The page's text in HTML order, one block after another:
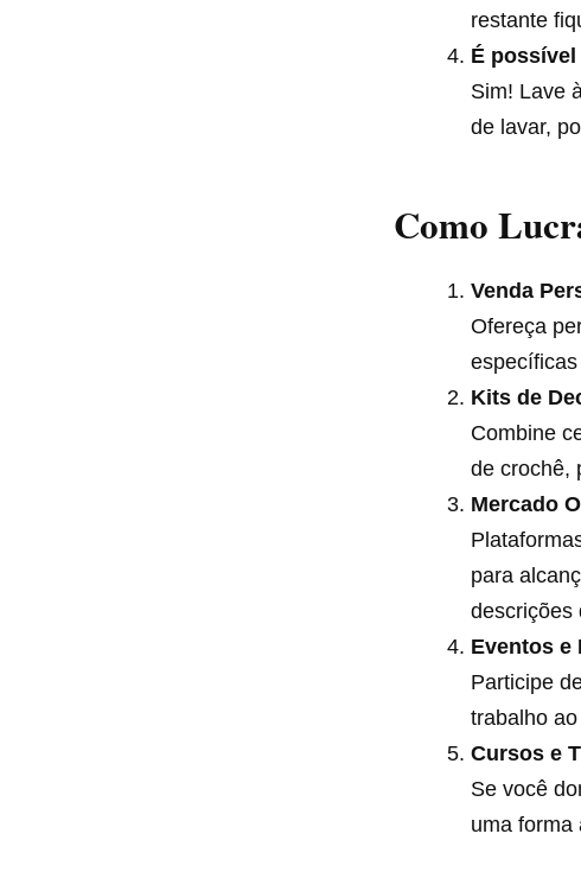
restante
É
Sim! Lave
de lavar,
Como
Venda
Ofereça
Kits de
Combine
de crochê,
Mercado
para
descrições
Eventos e
Participe
trabalho
Cursos e
Se você
uma forma